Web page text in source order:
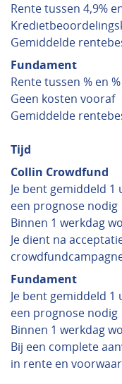
Rente tussen 4,9%
Gemiddelde
Fundament
Rente tussen % en
Geen kosten vooraf
Gemiddelde
Tijd
Collin Crowdfund
Je bent gemiddeld 1
een prognose nodig
Binnen 1 werkdag
Je dient na
Fundament
Je bent gemiddeld 1
een prognose nodig
Binnen 1 werkdag
Bij een complete
in rente en